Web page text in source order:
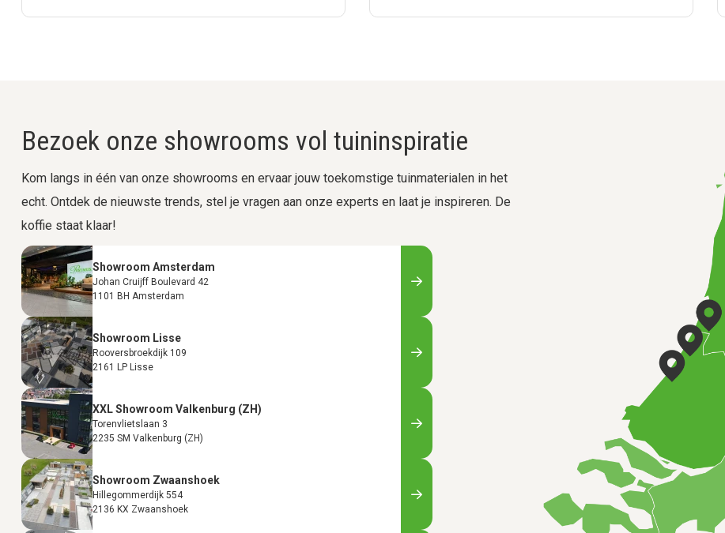
Bezoek onze showrooms vol tuininspiratie
Kom langs in één van onze showrooms en ervaar jouw toekomstige tuinmaterialen in het
echt. Ontdek de nieuwste trends, stel je vragen aan onze experts en laat je inspireren. De
koffie staat klaar!
Showroom Amsterdam
Johan Cruijff Boulevard 42
1101 BH Amsterdam
Showroom Lisse
Rooversbroekdijk 109
2161 LP Lisse
XXL Showroom Valkenburg (ZH)
Torenvlietslaan 3
2235 SM Valkenburg (ZH)
Showroom Zwaanshoek
Hillegommerdijk 554
2136 KX Zwaanshoek